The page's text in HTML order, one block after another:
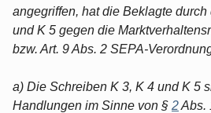
angegriffen, hat die Beklagte
und K 5 gegen die
bzw. Art. 9 Abs. 2 SEPA-
a) Die Schreiben K 3, K 4 und K 5
Handlungen im Sinne von § 2Abs.